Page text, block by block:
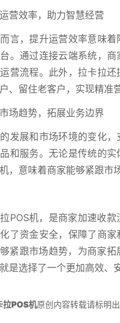
营效率，助力智慧经营
言，提升运营效率意味
。通过连接云端系统，
营流程。此外，拉卡拉
、留住老客户，实现精准
场趋势，拓展业务边界
发展和市场环境的变化
和服务。无论是传统的
，意味着商家能够紧跟市
POS机，是商家加速收
了资金安全，保障了商
紧跟市场趋势，为商家
是选择了一个更加高效、
拉POS机原创内容转载请标明